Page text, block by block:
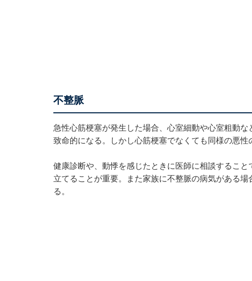
不整脈
急性心筋梗塞が発生した場合、心室細動や心室粗動
致命的になる。しかし心筋梗塞でなくても同様の悪性
健康診断や、動悸を感じたときに医師に相談するこ
立てることが重要。また家族に不整脈の病気がある
る。